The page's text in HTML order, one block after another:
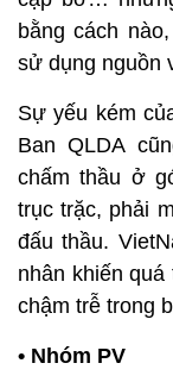
bằng cách
sử dụng nguồn
Sự yếu kém
Ban QLDA
chấm thầu ở
trục trặc, phải
đấu thầu.
nhân khiến
chậm trễ trong
• Nhóm PV